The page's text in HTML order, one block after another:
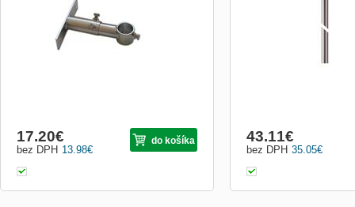
13.98€
bez DPH
17.20€ do košíka
35.05€
bez DPH
43.11€